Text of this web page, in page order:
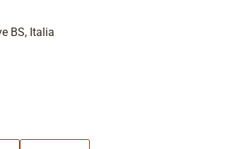
BS, Italia